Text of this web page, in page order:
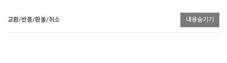
교환/반품/환불/취소 내용숨기기